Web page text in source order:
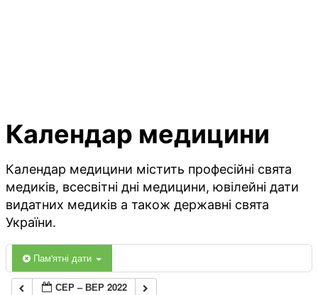
Календар медицини
Календар медицини містить професійні свята
медиків, всесвітні дні медицини, ювілейні дати
видатних медиків а також державні свята
України.
Пам'ятні дати
СЕР – ВЕР 2022